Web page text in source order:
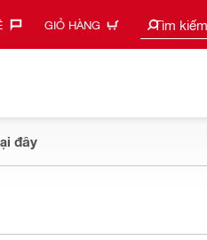
GIỎ HÀNG Tìm kiếm
Tìm kiếm
đây